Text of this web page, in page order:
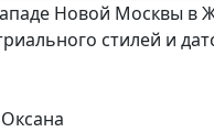
Новой Москвы
стилей и